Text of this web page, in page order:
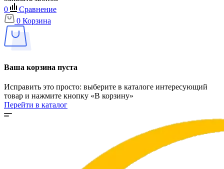
0
Сравнение
0 Корзина
Ваша корзина пуста
Исправить это просто: выберите в каталоге интересующий
товар и нажмите кнопку «В корзину»
Перейти в каталог